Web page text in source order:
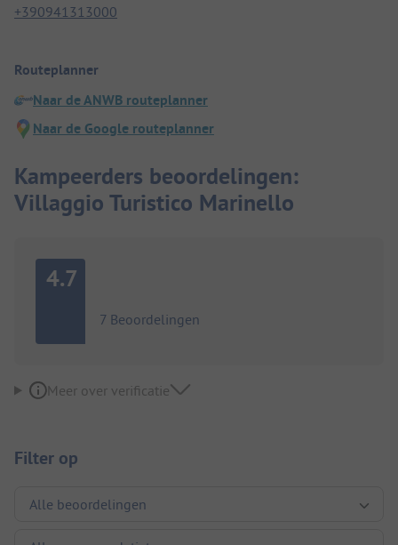
+390941313000
Routeplanner
Naar de ANWB routeplanner
Naar de Google routeplanner
Kampeerders beoordelingen:
Villaggio Turistico Marinello
4.7
7 Beoordelingen
Meer over verificatie
Filter op